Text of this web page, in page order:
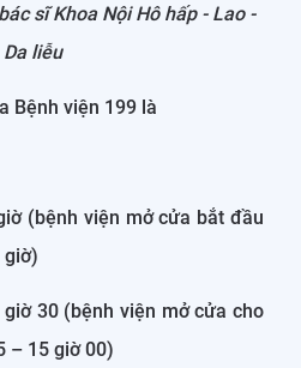
sĩ Khoa Nội Hô hấp - Lao -
Da liễu
Bệnh viện 199 là
(bệnh viện mở cửa bắt đầu
giờ)
30 (bệnh viện mở cửa cho
– 15 giờ 00)